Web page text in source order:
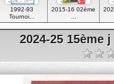
1992-93
Tournoi...
2015-16 02ème
2024-25 15ème